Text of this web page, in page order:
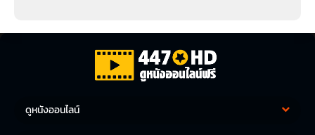
ดูหนังออนไลน์